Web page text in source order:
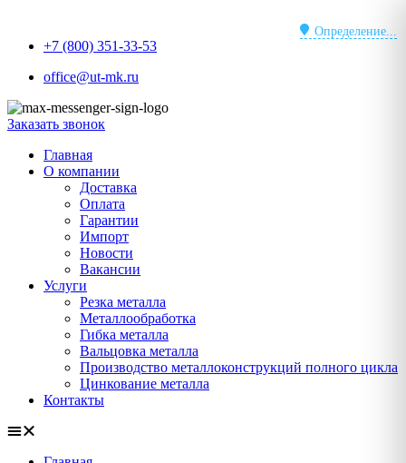
содержимому
Определение...
+7 (800) 351-33-53
office@ut-mk.ru
Заказать звонок
Главная
О компании
Доставка
Оплата
Гарантии
Импорт
Новости
Вакансии
Услуги
Резка металла
Металлообработка
Гибка металла
Вальцовка металла
Производство металлоконструкций полного цикла
Цинкование металла
Контакты